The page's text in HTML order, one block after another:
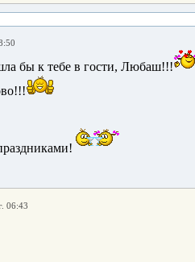
бы к тебе в гости, Любаш!!!
06:43